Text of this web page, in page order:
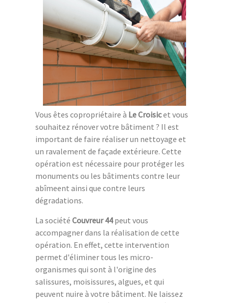
Vous êtes copropriétaire à Le Croisicet vous
souhaitez rénover votre bâtiment ? Il est
important de faire réaliser un nettoyage et
un ravalement de façade extérieure. Cette
opération est nécessaire pour protéger les
monuments ou les bâtiments contre leur
abîmeent ainsi que contre leurs
dégradations.
La société Couvreur 44peut vous
accompagner dans la réalisation de cette
opération. En effet, cette intervention
permet d'éliminer tous les micro-
organismes qui sont à l'origine des
salissures, moisissures, algues, et qui
peuvent nuire à votre bâtiment. Ne laissez